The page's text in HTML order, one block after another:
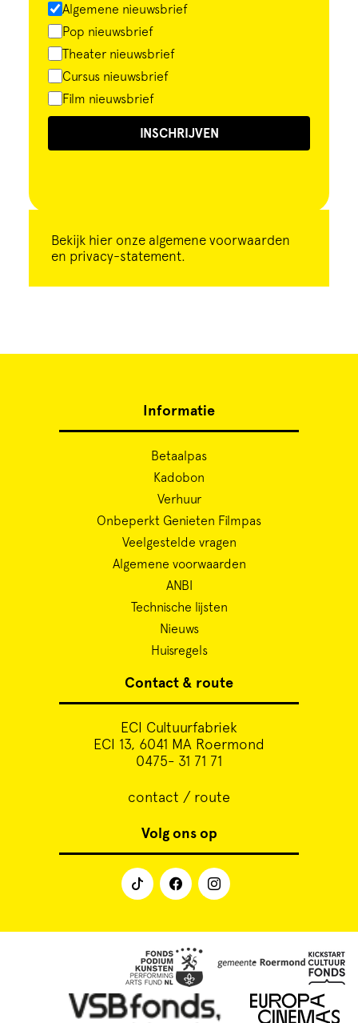
Algemene nieuwsbrief
Pop nieuwsbrief
Theater nieuwsbrief
Cursus nieuwsbrief
Film nieuwsbrief
INSCHRIJVEN
Bekijk hier onze algemene voorwaarden
en privacy-statement.
Informatie
Betaalpas
Kadobon
Verhuur
Onbeperkt Genieten Filmpas
Veelgestelde vragen
Algemene voorwaarden
ANBI
Technische lijsten
Nieuws
Huisregels
Contact & route
ECI Cultuurfabriek
ECI 13, 6041 MA Roermond
0475- 31 71 71
contact / route
Volg ons op